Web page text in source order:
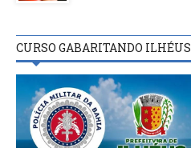
CURSO GABARITANDO ILHÉUS